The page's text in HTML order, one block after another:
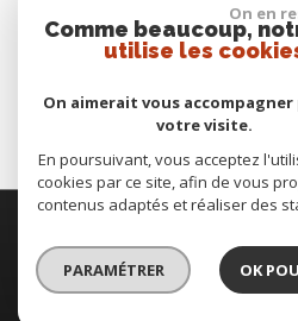
7 bis rue des boisgenets
légales-Nos honoraires-Partenaires -Admin-
un seul site adaptable à
On en
Comme beaucoup,
utilise les
On aimerait vous
votre visite.
En poursuivant, vous acceptez
cookies par ce site, afin de vous
contenus adaptés et réaliser des
PARAMÉTRER OK